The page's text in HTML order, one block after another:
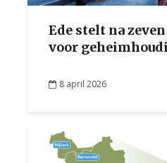
Ede stelt na
voor
8 april 2026